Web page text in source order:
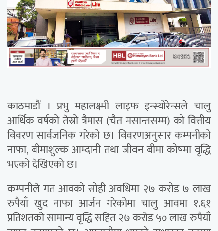
काठमाडौं । प्रभु महालक्ष्मी लाइफ इन्स्योरेन्सले चालु
आर्थिक वर्षको तेस्रो त्रैमास (चैत मसान्तसम्म) को वित्तीय
विवरण सार्वजनिक गरेको छ। विवरणअनुसार कम्पनीको
नाफा, बीमाशुल्क आम्दानी तथा जीवन बीमा कोषमा वृद्धि
भएको देखिएको छ।
कम्पनीले गत आवको सोही अवधिमा २७ करोड ७ लाख
रुपैयाँ खुद नाफा आर्जन गरेकोमा चालु आवमा १.६१
प्रतिशतको सामान्य वृद्धि सहित २७ करोड ५० लाख रुपैयाँ